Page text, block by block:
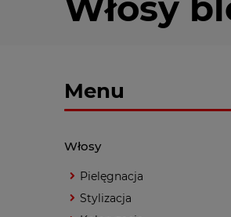
Menu
Włosy
Pielęgnacja
Stylizacja